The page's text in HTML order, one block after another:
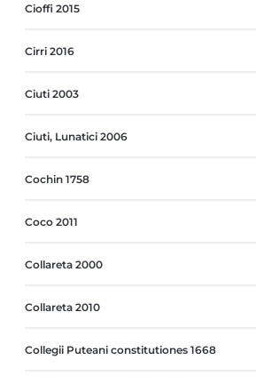
Cioffi 2015
Cirri 2016
Ciuti 2003
Ciuti, Lunatici 2006
Cochin 1758
Coco 2011
Collareta 2000
Collareta 2010
Collegii Puteani constitutiones 1668